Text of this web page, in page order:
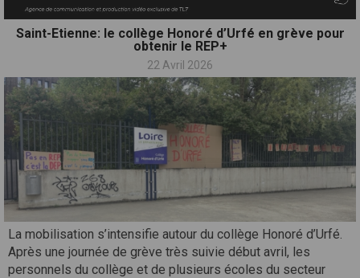
Saint-Etienne: le collège Honoré d’Urfé en grève pour
obtenir le REP+
22 Avril 2026
La mobilisation s’intensifie autour du collège Honoré d’Urfé.
Après une journée de grève très suivie début avril, les
personnels du collège et de plusieurs écoles du secteur